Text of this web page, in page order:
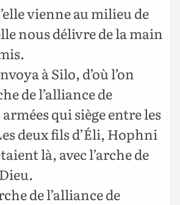
vienne au milieu de
nous délivre de la main
à Silo, d’où l’on
de l’alliance de
qui siège entre les
deux fils d’Éli, Hophni
là, avec l’arche de
de l’alliance de